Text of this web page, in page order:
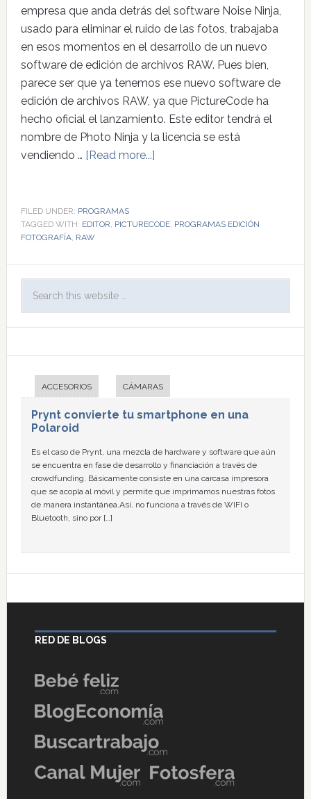
empresa que anda detrás del software Noise Ninja,
usado para eliminar el ruido de las fotos, trabajaba
en esos momentos en el desarrollo de un nuevo
software de edición de archivos RAW. Pues bien,
parece ser que ya tenemos ese nuevo software de
edición de archivos RAW, ya que PictureCode ha
hecho oficial el lanzamiento. Este editor tendrá el
nombre de Photo Ninja y la licencia se está
vendiendo … [Read more...]
FILED UNDER: PROGRAMAS
TAGGED WITH: EDITOR PICTURECODE, PROGRAMAS EDICIÓN
FOTOGRAFÍA, RAW
ACCESORIOS CÁMARAS
Prynt convierte tu smartphone en una
Polaroid
Es el caso de Prynt, una mezcla de hardware y software que aún
se encuentra en fase de desarrollo y financiación a través de
crowdfunding. Básicamente consiste en una carcasa impresora
que se acopla al móvil y permite que imprimamos nuestras fotos
de manera instantánea.Así, no funciona a través de WIFI o
Bluetooth, sino por […]
RED DE BLOGS